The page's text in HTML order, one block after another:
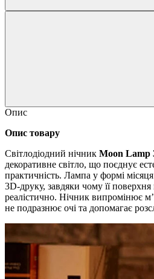
Опис
Опис товару
Світлодіодний нічник Moon Lamp
декоративне світло, що поєднує
практичність. Лампа у формі
3D-друку, завдяки чому її
реалістично. Нічник випромінює
не подразнює очі та допомагає